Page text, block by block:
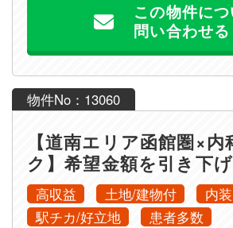
この物件に
問い合わせる
物件No：13060
【道南エリア函館圏×
ク】希望金額を引き下
高収益 土地/建物付
内
駅チカ/好立地
患者多数